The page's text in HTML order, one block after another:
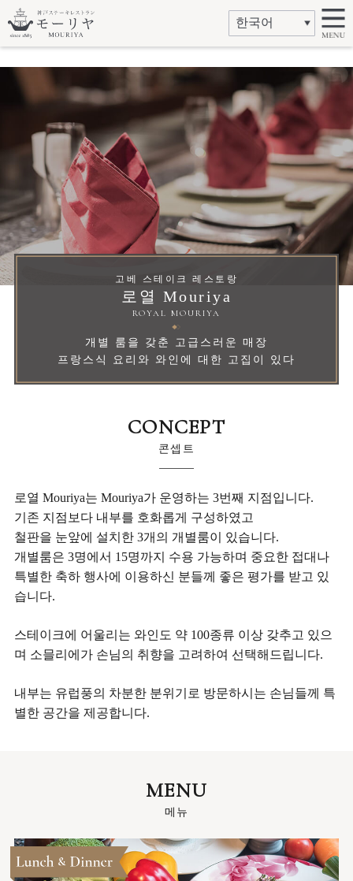
고베 스테이크 레스토랑
로열 Mouriya
ROYAL MOURIYA
개별 룸을 갖춘 고급스러운 매장
프랑스식 요리와 와인에 대한 고집이 있다
CONCEPT
콘셉트
로열 Mouriya는 Mouriya가 운영하는 3번째 지점입니다.
기존 지점보다 내부를 호화롭게 구성하였고
철판을 눈앞에 설치한 3개의 개별룸이 있습니다.
개별룸은 3명에서 15명까지 수용 가능하며 중요한 접대나
특별한 축하 행사에 이용하신 분들께 좋은 평가를 받고 있
습니다.
스테이크에 어울리는 와인도 약 100종류 이상 갖추고 있으
며 소믈리에가 손님의 취향을 고려하여 선택해드립니다.
내부는 유럽풍의 차분한 분위기로 방문하시는 손님들께 특
별한 공간을 제공합니다.
MENU
메뉴